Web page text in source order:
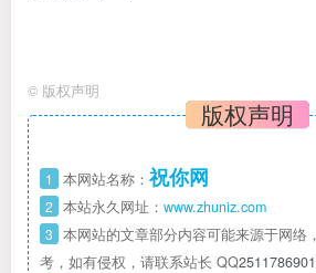
© 版权声明
版权声明
1 本网站名称： 祝你网
2 本站永久网址： www.zhuniz.com
3 本网站的文章部分内容可能来源于网络
考，如有侵权，请联系站长 QQ2511786901